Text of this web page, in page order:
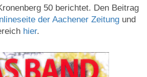
50 berichtet. Den Beitrag
der Aachener Zeitung und
hier.